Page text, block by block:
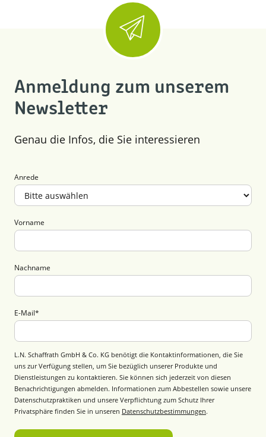
Anmeldung zum unserem
Newsletter
Genau die Infos, die Sie interessieren
Anrede
Vorname
Nachname
E-Mail*
L.N. Schaffrath GmbH & Co. KG benötigt die Kontaktinformationen, die Sie
uns zur Verfügung stellen, um Sie bezüglich unserer Produkte und
Dienstleistungen zu kontaktieren. Sie können sich jederzeit von diesen
Benachrichtigungen abmelden. Informationen zum Abbestellen sowie unsere
Datenschutzpraktiken und unsere Verpflichtung zum Schutz Ihrer
Privatsphäre finden Sie in unseren Datenschutzbestimmungen.